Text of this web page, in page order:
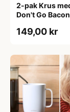
2-pak Krus
Don't Go
149,00 kr